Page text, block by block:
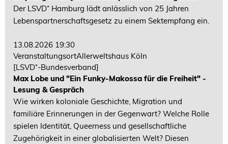
Der LSVD⁺ Hamburg lädt anlässlich von 25 Jahren
Lebenspartnerschaftsgesetz zu einem Sektempfang ein.
13.08.2026 19:30
VeranstaltungsortAllerweltshaus Köln
[LSVD⁺-Bundesverband]
Max Lobe und "Ein Funky-Makossa für die Freiheit" -
Lesung & Gespräch
Wie wirken koloniale Geschichte, Migration und
familiäre Erinnerungen in der Gegenwart? Welche Rolle
spielen Identität, Queerness und gesellschaftliche
Zugehörigkeit in einer globalisierten Welt? Diesen